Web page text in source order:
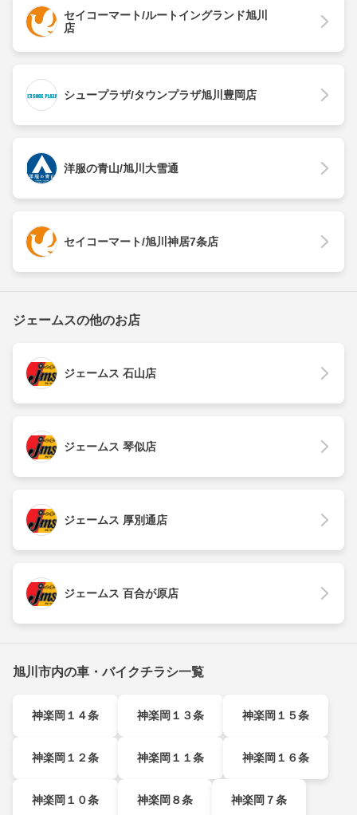
セイコーマート/ルートイングランド旭川
店
シュープラザ/タウンプラザ旭川豊岡店
洋服の青山/旭川大雪通
セイコーマート/旭川神居7条店
ジェームスの他のお店
ジェームス 石山店
ジェームス 琴似店
ジェームス 厚別通店
ジェームス 百合が原店
旭川市内の車・バイクチラシ一覧
神楽岡１４条 神楽岡１３条 神楽岡１５条
神楽岡１２条 神楽岡１１条 神楽岡１６条
神楽岡１０条 神楽岡８条 神楽岡７条